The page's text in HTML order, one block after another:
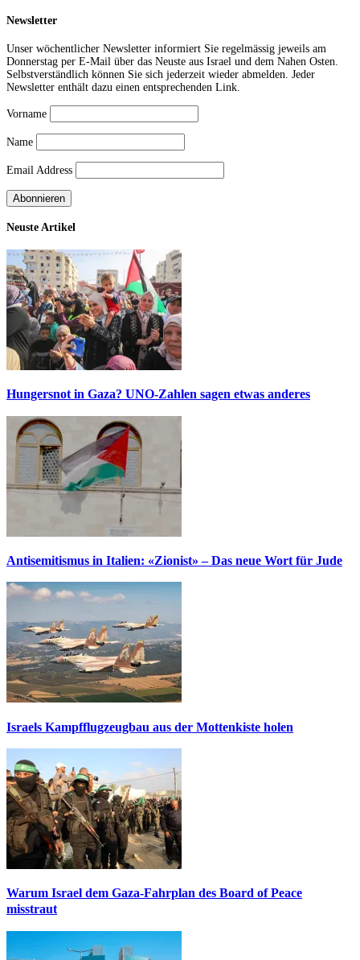
Newsletter
Unser wöchentlicher Newsletter informiert Sie regelmässig jeweils am
Donnerstag per E-Mail über das Neuste aus Israel und dem Nahen Osten.
Selbstverständlich können Sie sich jederzeit wieder abmelden. Jeder
Newsletter enthält dazu einen entsprechenden Link.
Vorname
Name
Email Address
Neuste Artikel
Hungersnot in Gaza? UNO-Zahlen sagen etwas anderes
Antisemitismus in Italien: «Zionist» – Das neue Wort für Jude
Israels Kampfflugzeugbau aus der Mottenkiste holen
Warum Israel dem Gaza-Fahrplan des Board of Peace
misstraut